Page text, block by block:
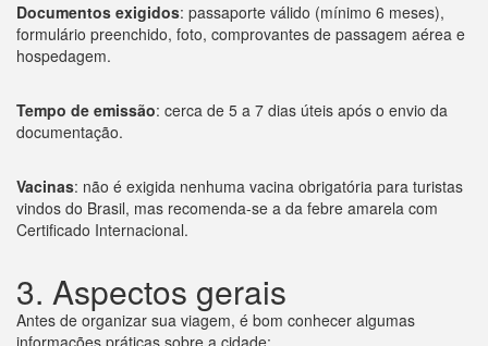
Documentos exigidos: passaporte válido (mínimo 6 meses),
formulário preenchido, foto, comprovantes de passagem aérea e
hospedagem.
Tempo de emissão: cerca de 5 a 7 dias úteis após o envio da
documentação.
Vacinas: não é exigida nenhuma vacina obrigatória para turistas
vindos do Brasil, mas recomenda-se a da febre amarela com
Certificado Internacional.
3. Aspectos gerais
Antes de organizar sua viagem, é bom conhecer algumas
informações práticas sobre a cidade: